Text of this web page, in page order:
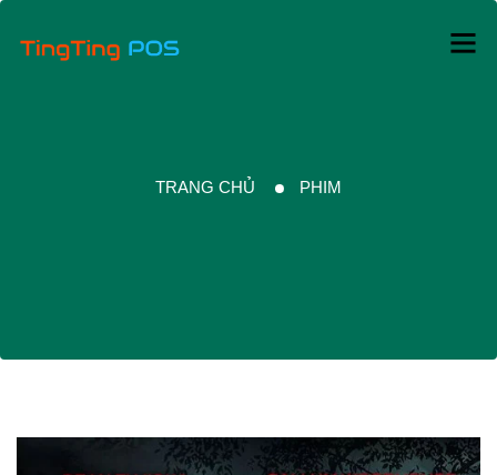
TRANG CHỦ PHIM